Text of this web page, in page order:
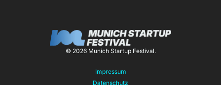
© 2026 Munich Startup Festival.
Impressum
Datenschutz